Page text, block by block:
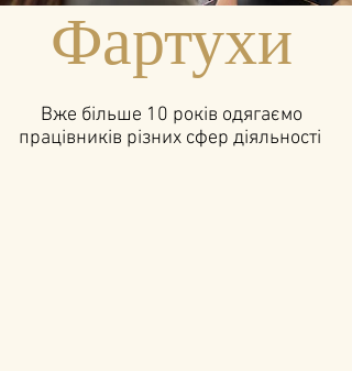
Фартухи
Вже більше 10 років одягаємо
працівників різних сфер діяльності